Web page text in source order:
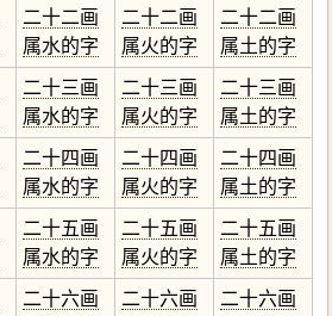
二十二画
属水的字
二十二画
属火的字
二十二画
属土的字
二十三画
属水的字
二十三画
属火的字
二十三画
属土的字
二十四画
属水的字
二十四画
属火的字
二十四画
属土的字
二十五画
属水的字
二十五画
属火的字
二十五画
属土的字
二十六画
二十六画
二十六画